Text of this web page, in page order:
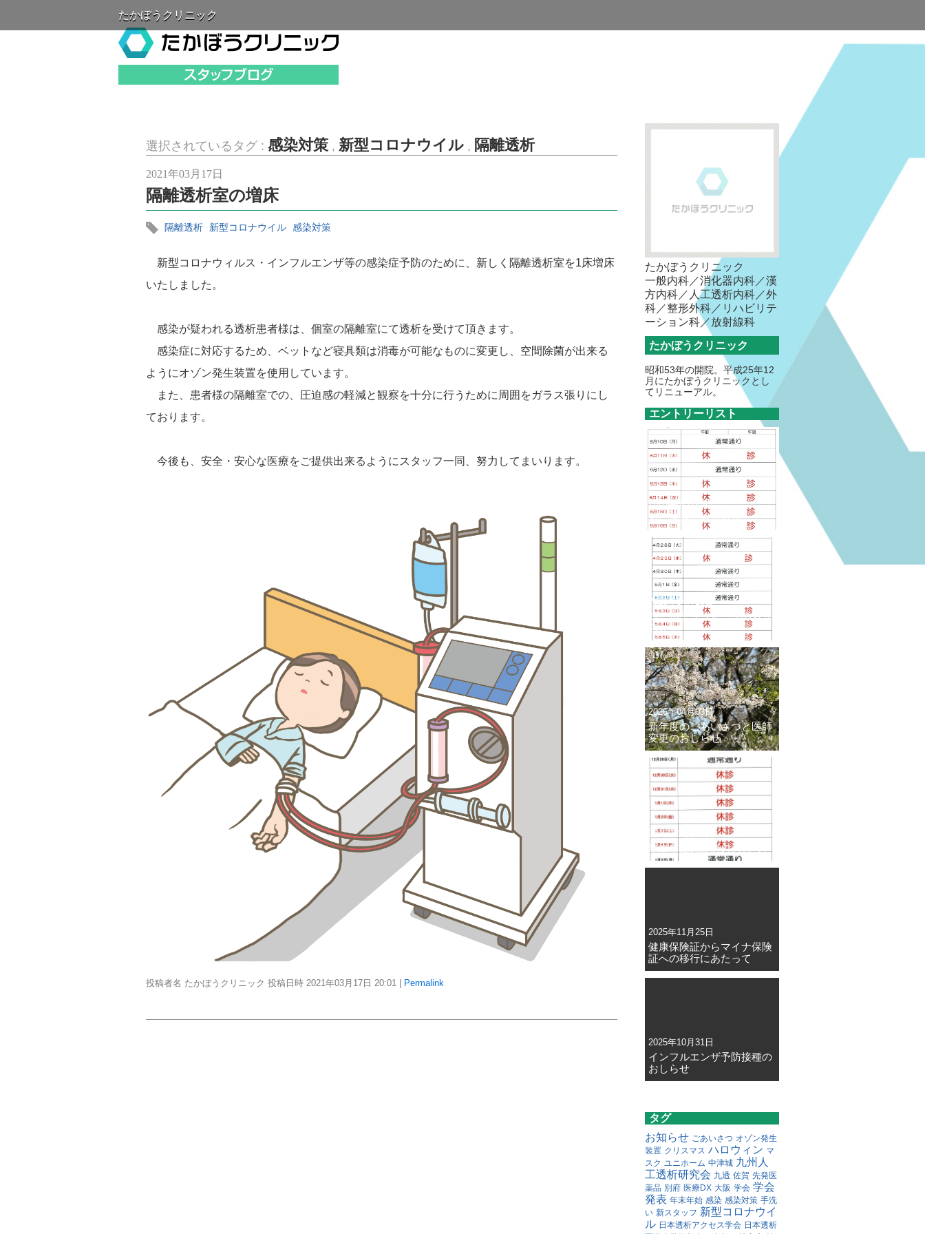
たかぼうクリニック
選択されているタグ : 感染対策 , 新型コロナウイル , 隔離透析
2021年03月17日
隔離透析室の増床
隔離透析 新型コロナウイル 感染対策
新型コロナウィルス・インフルエンザ等の感染症予防のために、新しく隔離透析室を1床増床
いたしました。
感染が疑われる透析患者様は、個室の隔離室にて透析を受けて頂きます。
感染症に対応するため、ベットなど寝具類は消毒が可能なものに変更し、空間除菌が出来る
ようにオゾン発生装置を使用しています。
また、患者様の隔離室での、圧迫感の軽減と観察を十分に行うために周囲をガラス張りにし
ております。
今後も、安全・安心な医療をご提供出来るようにスタッフ一同、努力してまいります。
投稿者名 たかぼうクリニック 投稿日時 2021年03月17日 20:01 Permalink
たかぼうクリニック
一般内科／消化器内科／漢
方内科／人工透析内科／外
科／整形外科／リハビリテ
ーション科／放射線科
たかぼうクリニック
昭和53年の開院。平成25年12
月にたかぼうクリニックとし
てリニューアル。
エントリーリスト
2026年07月23日
お盆休みのお知らせ
2026年04月18日
ゴールデンウィークのお知
らせ
2026年04月03日
新年度のごあいさつと医師
変更のおしらせ
2025年12月06日
年末年始の診療のおしらせ
2025年11月25日
健康保険証からマイナ保険
証への移行にあたって
2025年10月31日
インフルエンザ予防接種の
おしらせ
タグ
お知らせ ごあいさつ オゾン発生
装置 クリスマス ハロウィン マ
スク ユニホーム 中津城 九州人
工透析研究会 九透 佐賀 先発医
薬品 別府 医療DX 大阪 学会 学会
発表 年末年始 感染 感染対策 手洗
い 新スタッフ 新型コロナウイ
ル 日本透析アクセス学会 日本透析